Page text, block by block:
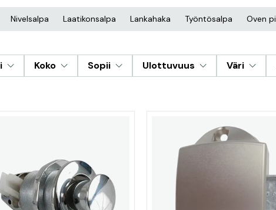
Nivelsalpa Laatikonsalpa Lankahaka Työntösalpa Oven
Koko Sopii Ulottuvuus Väri